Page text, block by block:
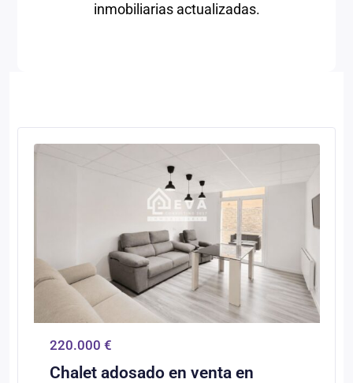
inmobiliarias actualizadas.
0 Almassora/Almazora
220.000 €
Chalet adosado en venta en